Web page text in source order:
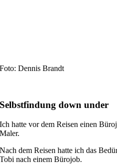
Foto: Dennis Brandt
Selbstfindung down under
Ich hatte vor dem Reisen einen
Maler.
Nach dem Reisen hatte ich das
Tobi nach einem Bürojob.